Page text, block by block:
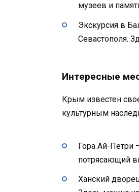
музеев и
Экскурсия в
Севастополя.
Интересные
Крым известен
культурным
Гора Ай-Петри
потрясающий
Ханский